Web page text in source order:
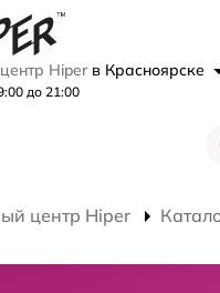
Hiper в Красноярске
до 21:00
центр Hiper